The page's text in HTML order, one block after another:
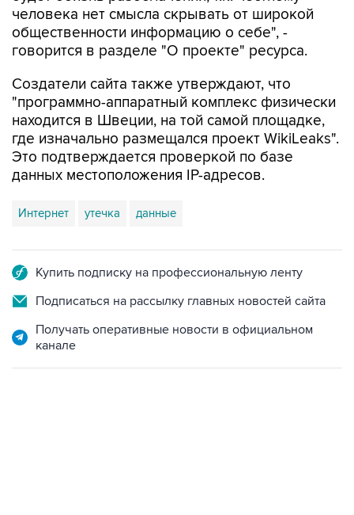
человека нет смысла скрывать от широкой
общественности информацию о себе", -
говорится в разделе "О проекте" ресурса.
Создатели сайта также утверждают, что
"программно-аппаратный комплекс физически
находится в Швеции, на той самой площадке,
где изначально размещался проект WikiLeaks".
Это подтверждается проверкой по базе
данных местоположения IP-адресов.
Интернет утечка данные
Купить подписку на профессиональную ленту
Подписаться на рассылку главных новостей сайта
Получать оперативные новости в официальном
канале